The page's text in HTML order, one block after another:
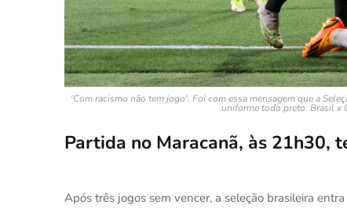
'Com racismo não tem jogo'. Foi com essa mensagem que a
uniforme todo preto. Brasil x
Partida no Maracanã, às 21h30,
Após três jogos sem vencer, a seleção brasileira